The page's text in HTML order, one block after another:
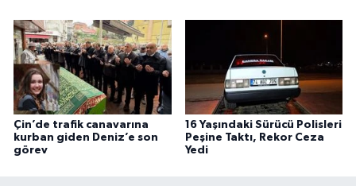
Çin’de trafik canavarına
kurban giden Deniz’e son
görev
16 Yaşındaki Sürücü Polisleri
Peşine Taktı, Rekor Ceza
Yedi